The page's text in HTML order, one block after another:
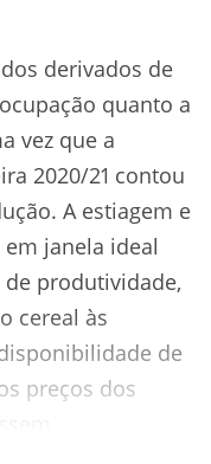
derivados de
quanto a
vez que a
2020/21 contou
A estiagem e
janela ideal
produtividade,
cereal às
de
preços dos